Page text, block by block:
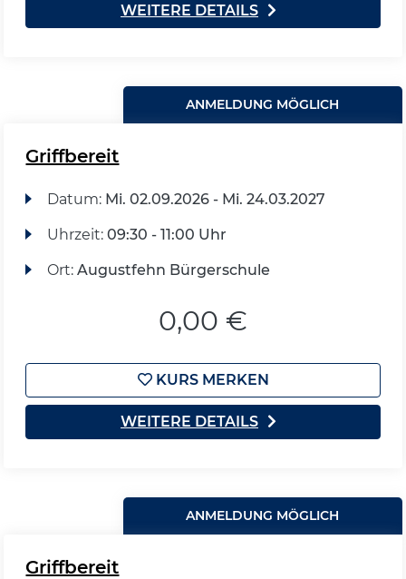
WEITERE DETAILS
ANMELDUNG MÖGLICH
Griffbereit
Datum: Mi. 02.09.2026 - Mi. 24.03.2027
Uhrzeit: 09:30 - 11:00 Uhr
Ort: Augustfehn Bürgerschule
0,00 €
KURS MERKEN
WEITERE DETAILS
ANMELDUNG MÖGLICH
Griffbereit